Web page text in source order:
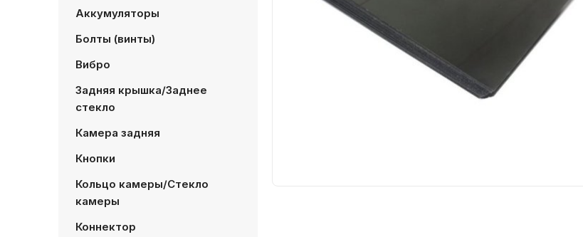
Аккумуляторы
Болты (винты)
Вибро
Задняя крышка/Заднее
стекло
Камера задняя
Кнопки
Кольцо камеры/Стекло
камеры
Коннектор